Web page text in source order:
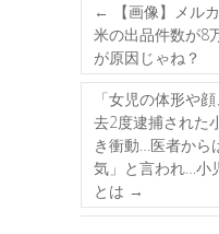
←
【画像】メル
米の出品件数が8
が原因じゃね？
「女児の体形や
去2度逮捕された
き衝動…医者から
気」と言われ…小
とは →